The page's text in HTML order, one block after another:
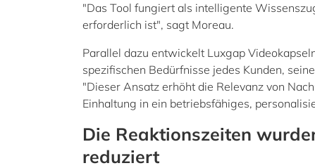
"Das Tool fungiert als intelligente
erforderlich ist", sagt Moreau.
Parallel dazu entwickelt Luxgap
spezifischen Bedürfnisse jedes Kunden,
"Dieser Ansatz erhöht die Relevanz von
Einhaltung in ein betriebsfähiges,
Die Reaktionszeiten
reduziert